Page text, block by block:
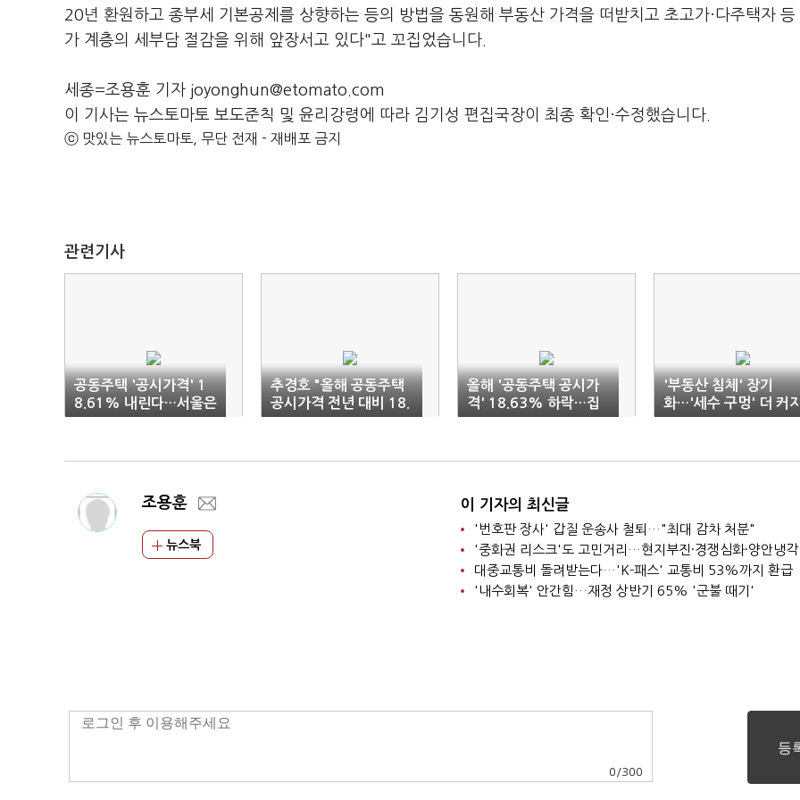
20년 환원하고 종부세 기본공제를 상향하는 등의 방법을 동원해 부동산 가격을 떠받치고 초고가·다주택자 등
가 계층의 세부담 절감을 위해 앞장서고 있다"고 꼬집었습니다.
세종=조용훈 기자 joyonghun@etomato.com
이 기사는 뉴스토마토 보도준칙 및 윤리강령에 따라 김기성 편집국장이 최종 확인·수정했습니다.
ⓒ 맛있는 뉴스토마토, 무단 전재 - 재배포 금지
관련기사
공동주택 '공시가격' 1
8.61% 내린다…서울은
17.3% 하락
추경호 "올해 공동주택
공시가격 전년 대비 18.
6% 하락"
올해 '공동주택 공시가
격' 18.63% 하락…집
값 하락에 '역대 최대↓'
'부동산 침체' 장기
화…'세수 구멍' 더 커
나
조용훈
뉴스북
이 기자의 최신글
'번호판 장사' 갑질 운송사 철퇴…"최대 감차 처분"
'중화권 리스크'도 고민거리…현지부진·경쟁심화·양안냉각
대중교통비 돌려받는다…'K-패스' 교통비 53%까지 환급
'내수회복' 안간힘…재정 상반기 65% '군불 때기'
0 /300